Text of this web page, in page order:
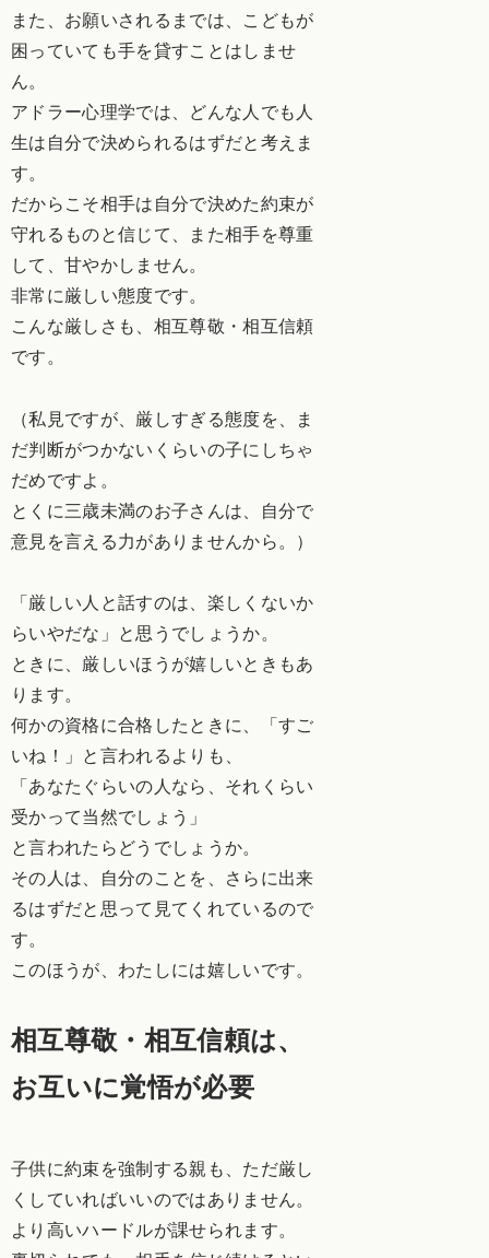
また、お願いされるまでは、こどもが
困っていても手を貸すことはしませ
ん。
アドラー心理学では、どんな人でも人
生は自分で決められるはずだと考えま
す。
だからこそ相手は自分で決めた約束が
守れるものと信じて、また相手を尊重
して、甘やかしません。
非常に厳しい態度です。
こんな厳しさも、相互尊敬・相互信頼
です。
（私見ですが、厳しすぎる態度を、ま
だ判断がつかないくらいの子にしちゃ
だめですよ。
とくに三歳未満のお子さんは、自分で
意見を言える力がありませんから。）
「厳しい人と話すのは、楽しくないか
らいやだな」と思うでしょうか。
ときに、厳しいほうが嬉しいときもあ
ります。
何かの資格に合格したときに、「すご
いね！」と言われるよりも、
「あなたぐらいの人なら、それくらい
受かって当然でしょう」
と言われたらどうでしょうか。
その人は、自分のことを、さらに出来
るはずだと思って見てくれているので
す。
このほうが、わたしには嬉しいです。
相互尊敬・相互信頼は、
お互いに覚悟が必要
子供に約束を強制する親も、ただ厳し
くしていればいいのではありません。
より高いハードルが課せられます。